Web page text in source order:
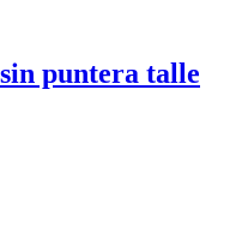
puntera talle